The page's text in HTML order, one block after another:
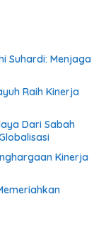
Suhardi: Menjaga
Raih Kinerja
Dari Sabah
Kinerja